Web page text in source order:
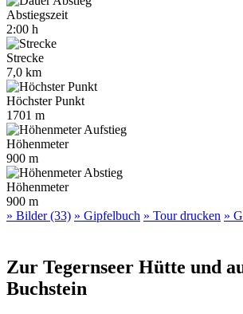
Abstiegszeit
2:00 h
Strecke
7,0 km
Höchster Punkt
1701 m
Höhenmeter
900 m
Höhenmeter
900 m
» Bilder (33) » Gipfelbuch » Tour drucken »
Zur Tegernseer Hütte und
Buchstein